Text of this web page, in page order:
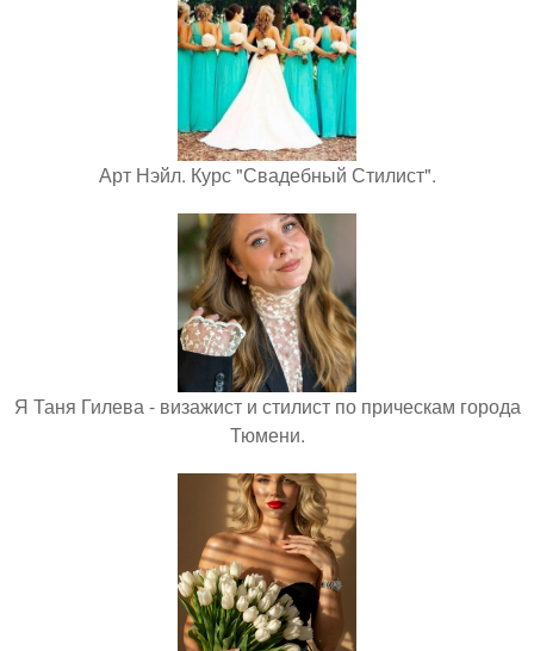
Арт Нэйл. Курс "Свадебный Стилист".
Я Таня Гилева - визажист и стилист по прическам города
Тюмени.